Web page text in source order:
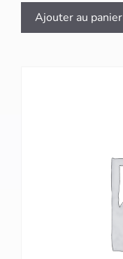
Ajouter au panier